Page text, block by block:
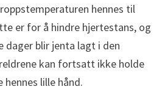
hennes til
er for å hindre hjertestans, og
dager blir jenta lagt i den
kan fortsatt ikke holde
hennes lille hånd.